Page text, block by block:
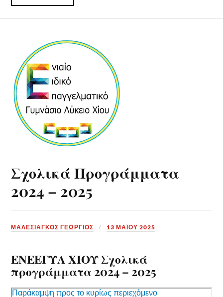
Σχολικά Προγράμματα
2024 – 2025
ΜΑΛΕΣΙΑΓΚΟΣ ΓΕΩΡΓΙΟΣ 13 ΜΑΪ́ΟΥ 2025
ΕΝΕΕΓΥΛ ΧΙΟΥ Σχολικά
προγράμματα 2024 – 2025